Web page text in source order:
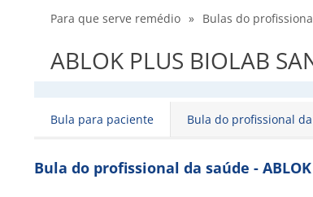
Para que serve remédio » Bulas do
ABLOK PLUS BIOLAB
Bula para paciente Bula do profissional
Bula do profissional da saúde - ABLOK